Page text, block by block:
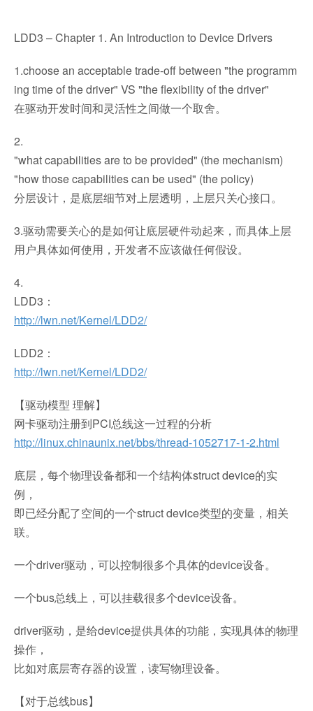
LDD3 – Chapter 1. An Introduction to Device Drivers
1.choose an acceptable trade-off between "the programm
ing time of the driver" VS "the flexibility of the driver"
在驱动开发时间和灵活性之间做一个取舍。
2.
"what capabilities are to be provided" (the mechanism)
"how those capabilities can be used" (the policy)
分层设计，是底层细节对上层透明，上层只关心接口。
3.驱动需要关心的是如何让底层硬件动起来，而具体上层
用户具体如何使用，开发者不应该做任何假设。
4.
LDD3：
http://lwn.net/Kernel/LDD2/
LDD2：
http://lwn.net/Kernel/LDD2/
【驱动模型 理解】
网卡驱动注册到PCI总线这一过程的分析
http://linux.chinaunix.net/bbs/thread-1052717-1-2.html
底层，每个物理设备都和一个结构体struct device的实
例，
即已经分配了空间的一个struct device类型的变量，相关
联。
一个driver驱动，可以控制很多个具体的device设备。
一个bus总线上，可以挂载很多个device设备。
driver驱动，是给device提供具体的功能，实现具体的物理
操作，
比如对底层寄存器的设置，读写物理设备。
【对于总线bus】